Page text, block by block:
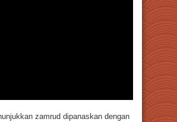
zamrud dipanaskan dengan